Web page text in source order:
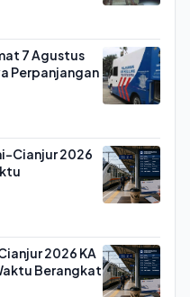
7 Agustus
Perpanjangan
Cianjur 2026
2026 KA
Berangkat